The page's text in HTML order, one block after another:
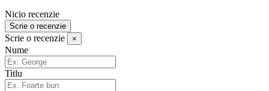
Nicio recenzie
Scrie o recenzie
Scrie o recenzie ×
Nume
Titlu